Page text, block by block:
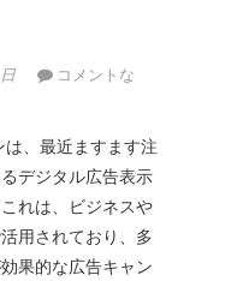
コメントな
デジタル広告表示
これは、ビジネスや
用されており、多
果的な広告キャン